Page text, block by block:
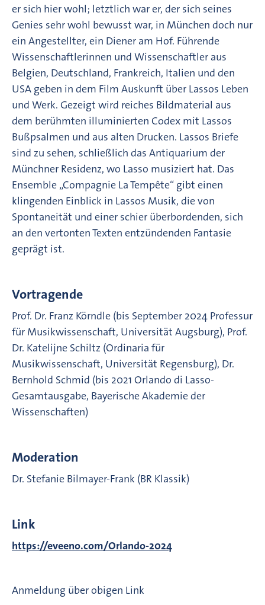
er sich hier wohl; letztlich war er, der sich seines
Genies sehr wohl bewusst war, in München doch nur
ein Angestellter, ein Diener am Hof. Führende
Wissenschaftlerinnen und Wissenschaftler aus
Belgien, Deutschland, Frankreich, Italien und den
USA geben in dem Film Auskunft über Lassos Leben
und Werk. Gezeigt wird reiches Bildmaterial aus
dem berühmten illuminierten Codex mit Lassos
Bußpsalmen und aus alten Drucken. Lassos Briefe
sind zu sehen, schließlich das Antiquarium der
Münchner Residenz, wo Lasso musiziert hat. Das
Ensemble „Compagnie La Tempête“ gibt einen
klingenden Einblick in Lassos Musik, die von
Spontaneität und einer schier überbordenden, sich
an den vertonten Texten entzündenden Fantasie
geprägt ist.
Vortragende
Prof. Dr. Franz Körndle (bis September 2024 Professur
für Musikwissenschaft, Universität Augsburg), Prof.
Dr. Katelijne Schiltz (Ordinaria für
Musikwissenschaft, Universität Regensburg), Dr.
Bernhold Schmid (bis 2021 Orlando di Lasso-
Gesamtausgabe, Bayerische Akademie der
Wissenschaften)
Moderation
Dr. Stefanie Bilmayer-Frank (BR Klassik)
Link
https://eveeno.com/Orlando-2024
Anmeldung über obigen Link